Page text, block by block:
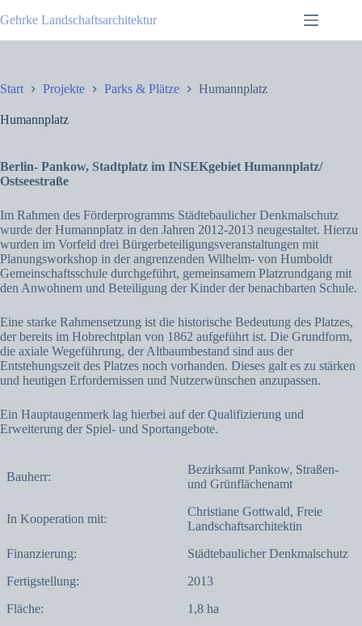
Inhalt
Gehrke Landschaftsarchitektur
Start Projekte Parks & Plätze Humannplatz
Humannplatz
Berlin- Pankow, Stadtplatz im INSEKgebiet Humannplatz/
Ostseestraße
Im Rahmen des Förderprogramms Städtebaulicher Denkmalschutz
wurde der Humannplatz in den Jahren 2012-2013 neugestaltet. Hierzu
wurden im Vorfeld drei Bürgerbeteiligungsveranstaltungen mit
Planungsworkshop in der angrenzenden Wilhelm- von Humboldt
Gemeinschaftsschule durchgeführt, gemeinsamem Platzrundgang mit
den Anwohnern und Beteiligung der Kinder der benachbarten Schule.
Eine starke Rahmensetzung ist die historische Bedeutung des Platzes,
der bereits im Hobrechtplan von 1862 aufgeführt ist. Die Grundform,
die axiale Wegeführung, der Altbaumbestand sind aus der
Entstehungszeit des Platzes noch vorhanden. Dieses galt es zu stärken
und heutigen Erfordernissen und Nutzerwünschen anzupassen.
Ein Hauptaugenmerk lag hierbei auf der Qualifizierung und
Erweiterung der Spiel- und Sportangebote.
Bauherr:
Bezirksamt Pankow, Straßen-
und Grünflächenamt
In Kooperation mit:
Christiane Gottwald, Freie
Landschaftsarchitektin
Finanzierung:
Städtebaulicher Denkmalschutz
Fertigstellung:
2013
Fläche:
1,8 ha